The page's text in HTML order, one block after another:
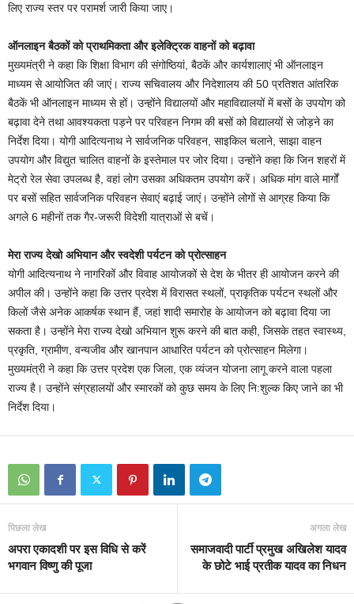
लिए राज्य स्तर पर परामर्श जारी किया जाए।
ऑनलाइन बैठकों को प्राथमिकता और इलेक्ट्रिक वाहनों को बढ़ावा
मुख्यमंत्री ने कहा कि शिक्षा विभाग की संगोष्ठियां, बैठकें और कार्यशालाएं भी ऑनलाइन
माध्यम से आयोजित की जाएं। राज्य सचिवालय और निदेशालय की 50 प्रतिशत आंतरिक
बैठकें भी ऑनलाइन माध्यम से हों। उन्होंने विद्यालयों और महाविद्यालयों में बसों के उपयोग को
बढ़ावा देने तथा आवश्यकता पड़ने पर परिवहन निगम की बसों को विद्यालयों से जोड़ने का
निर्देश दिया। योगी आदित्यनाथ ने सार्वजनिक परिवहन, साइकिल चलाने, साझा वाहन
उपयोग और विद्युत चालित वाहनों के इस्तेमाल पर जोर दिया। उन्होंने कहा कि जिन शहरों में
मेट्रो रेल सेवा उपलब्ध है, वहां लोग उसका अधिकतम उपयोग करें। अधिक मांग वाले मार्गों
पर बसों सहित सार्वजनिक परिवहन सेवाएं बढ़ाई जाएं। उन्होंने लोगों से आग्रह किया कि
अगले 6 महीनों तक गैर-जरूरी विदेशी यात्राओं से बचें।
मेरा राज्य देखो अभियान और स्वदेशी पर्यटन को प्रोत्साहन
योगी आदित्यनाथ ने नागरिकों और विवाह आयोजकों से देश के भीतर ही आयोजन करने की
अपील की। उन्होंने कहा कि उत्तर प्रदेश में विरासत स्थलों, प्राकृतिक पर्यटन स्थलों और
किलों जैसे अनेक आकर्षक स्थान हैं, जहां शादी समारोह के आयोजन को बढ़ावा दिया जा
सकता है। उन्होंने मेरा राज्य देखो अभियान शुरू करने की बात कही, जिसके तहत स्वास्थ्य,
प्रकृति, ग्रामीण, वन्यजीव और खानपान आधारित पर्यटन को प्रोत्साहन मिलेगा।
मुख्यमंत्री ने कहा कि उत्तर प्रदेश एक जिला, एक व्यंजन योजना लागू करने वाला पहला
राज्य है। उन्होंने संग्रहालयों और स्मारकों को कुछ समय के लिए नि:शुल्क किए जाने का भी
निर्देश दिया।
पिछला लेख
अपरा एकादशी पर इस विधि से करें
भगवान विष्णु की पूजा
अगला लेख
समाजवादी पार्टी प्रमुख अखिलेश यादव
के छोटे भाई प्रतीक यादव का निधन